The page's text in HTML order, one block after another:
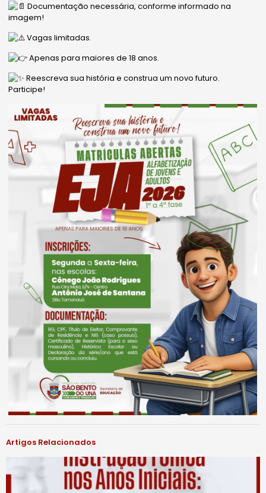
Documentação necessária, conforme informado na
imagem!
Vagas limitadas.
Apenas para maiores de 18 anos.
Reescreva sua história e construa um novo futuro.
Participe!
Artigos Relacionados